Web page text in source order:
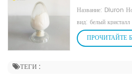
Название: Diuron
вид: белый
C9H10Cl2N2O
Плотность: 1,369 г/
ТЕГИ :
ПРОЧИТАЙТЕ